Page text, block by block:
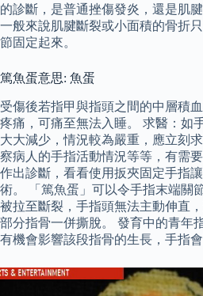
的診斷，是普通挫傷發炎，還是肌
一般來說肌腱斷裂或小面積的骨折
節固定起來。
篤魚蛋意思: 魚蛋
受傷後若指甲與指頭之間的中層積
疼痛，可痛至無法入睡。 求醫：如
大大減少，情況較為嚴重，應立刻
察病人的手指活動情況等等，有需
作出診斷，看看使用扳夾固定手指
術。 「篤魚蛋」可以令手指末端關
被拉至斷裂，手指頭無法主動伸直
部分指骨一併撕脫。 發育中的青年
有機會影響該段指骨的生長，手指會